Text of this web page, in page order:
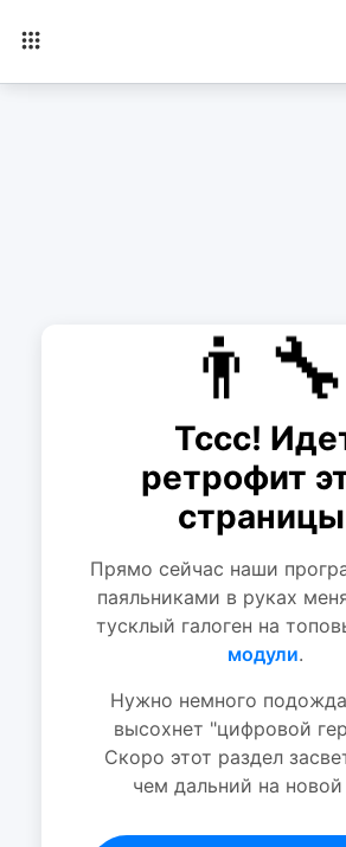
👨‍🔧
Тссс!
ретрофит
Прямо сейчас наши
паяльниками в руках
тусклый галоген на
модули.
Нужно немного
высохнет "цифровой
Скоро этот раздел
чем дальний на новой